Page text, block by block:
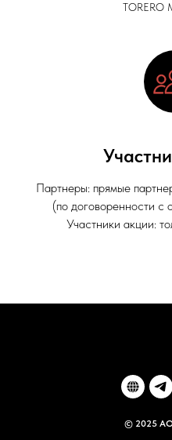
TORERO
Партнеры: прямые
(по договоренности с
Участники акции:
© 2025